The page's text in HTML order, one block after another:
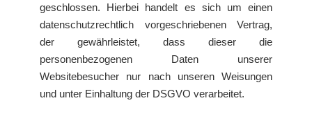
geschlossen. Hierbei handelt es sich um einen
datenschutzrechtlich vorgeschriebenen Vertrag,
der gewährleistet, dass dieser die
personenbezogenen Daten unserer
Websitebesucher nur nach unseren Weisungen
und unter Einhaltung der DSGVO verarbeitet.